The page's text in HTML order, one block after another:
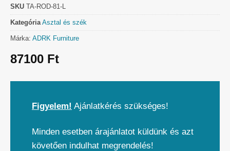
SKU TA-ROD-81-L
Kategória Asztal és szék
Márka: ADRK Furniture
87100 Ft
Figyelem! Ajánlatkérés szükséges!
Minden esetben árajánlatot küldünk és azt
követően indulhat megrendelés!